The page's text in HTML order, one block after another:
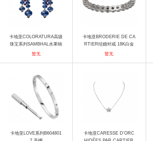
卡地亚COLORATURA高级
珠宝系列SAMBHAL水果锦
囊风格耳环吊坠 耳饰
暂无
卡地亚BRODERIE DE CA
RTIER结婚对戒 18K白金
戒指
暂无
卡地亚LOVE系列B604801
卡地亚CARESSE D'ORC